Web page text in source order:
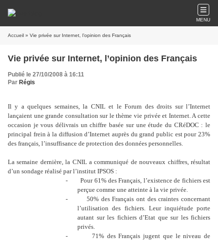
MENU
Accueil » Vie privée sur Internet, l’opinion des Français
Vie privée sur Internet, l’opinion des Français
Publié le 27/10/2008 à 16:11
Par Régis
Il y a quelques semaines, la CNIL et le Forum des droits sur l’Internet
lançaient une grande consultation sur le thème vie privée et Internet. A cette
occasion je vous délivrais un chiffre basée sur une étude du CRéDOC : le
principal frein à la diffusion d’Internet auprès du grand public est pour 23%
des français, l’insuffisance de protection des données personnelles.
La semaine dernière, la CNIL a communiqué de nouveaux chiffres, résultat
d’un sondage réalisé par l’institut IPSOS :
-
Pour 61% des Français, l’existence de fichiers est
perçue comme une atteinte à la vie privée.
-
50% des Français ont des craintes concernant
l’utilisation des fichiers. Leur inquiétude porte
autant sur les fichiers d’Etat que sur les fichiers
privés.
-
71% des Français jugent que le niveau de